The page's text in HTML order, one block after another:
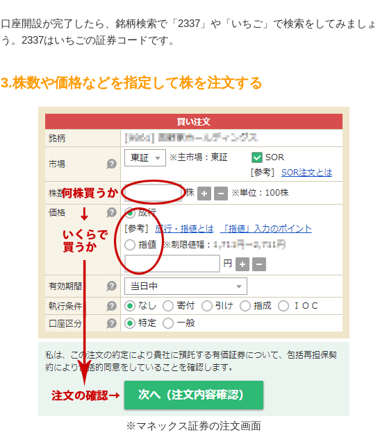
口座開設が完了したら、銘柄検索で「2337」や「いちご」で検索をしてみましょ
う。2337はいちごの証券コードです。
3.株数や価格などを指定して株を注文する
※マネックス証券の注文画面